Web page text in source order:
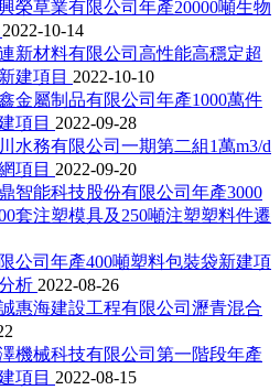
榮草業有限公司年產20000噸生物
2022-10-14
新材料有限公司高性能高穩定超
建項目 2022-10-10
金屬制品有限公司年產1000萬件
項目 2022-09-28
水務有限公司一期第二組1萬m3/d
項目 2022-09-20
智能科技股份有限公司年產3000
套注塑模具及250噸注塑塑料件遷
公司年產400噸塑料包裝袋新建項
析 2022-08-26
惠海建設工程有限公司瀝青混合
機械科技有限公司第一階段年產
項目 2022-08-15